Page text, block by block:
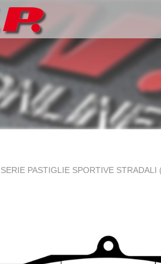
PASTIGLIE SPORTIVE STRADALI